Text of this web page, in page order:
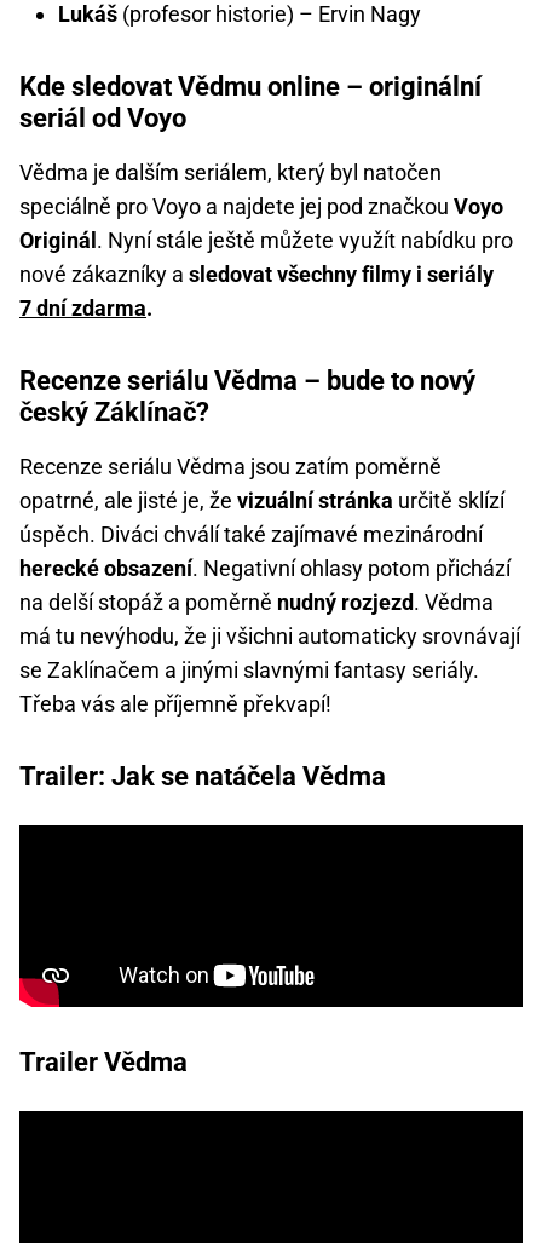
Lukáš (profesor historie) – Ervin Nagy
Kde sledovat Vědmu online – originální
seriál od Voyo
Vědma je dalším seriálem, který byl natočen
speciálně pro Voyo a najdete jej pod značkou Voyo
Originál . Nyní stále ještě můžete využít nabídku pro
nové zákazníky a sledovat všechny filmy i seriály
7 dní zdarma.
Recenze seriálu Vědma – bude to nový
český Záklínač?
Recenze seriálu Vědma jsou zatím poměrně
opatrné, ale jisté je, že vizuální stránka určitě sklízí
úspěch. Diváci chválí také zajímavé mezinárodní
herecké obsazení. Negativní ohlasy potom přichází
na delší stopáž a poměrně nudný rozjezd. Vědma
má tu nevýhodu, že ji všichni automaticky srovnávají
se Zaklínačem a jinými slavnými fantasy seriály.
Třeba vás ale příjemně překvapí!
Trailer: Jak se natáčela Vědma
Trailer Vědma